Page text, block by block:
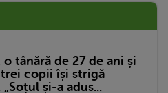
tânără de 27 de ani și
trei copii își strigă
și-a adus...